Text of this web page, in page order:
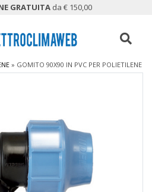
GRATUITAda € 150,00
» GOMITO 90X90 IN PVC PER POLIETILENE